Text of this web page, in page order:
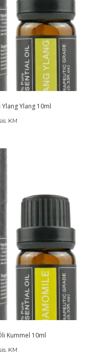
Ylang 10ml
KM
Kummel 10ml
KM